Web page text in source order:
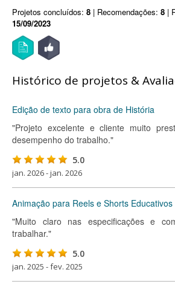
Projetos concluídos: 8 | Recomendações: 8 |
15/09/2023
Histórico de projetos &
Edição de texto para obra de História
"Projeto excelente e cliente muito
desempenho do trabalho."
5.0
jan. 2026 - jan. 2026
Animação para Reels e Shorts Educativos
"Muito claro nas especificações e
trabalhar."
5.0
jan. 2025 - fev. 2025